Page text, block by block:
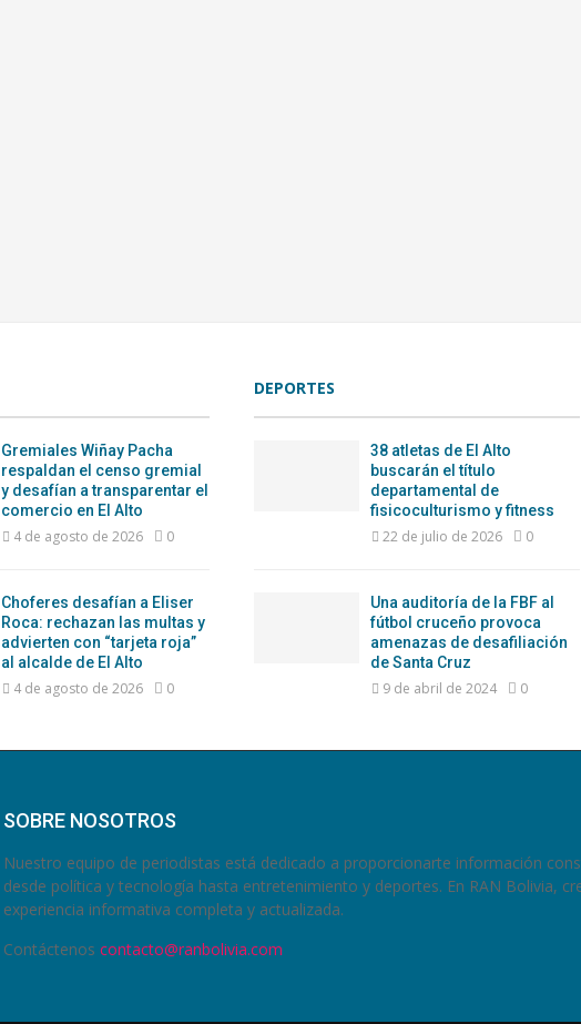
Gremiales Wiñay Pacha
respaldan el censo gremial
y desafían a transparentar el
comercio en El Alto
4 de agosto de 2026 0
Choferes desafían a Eliser
Roca: rechazan las multas y
advierten con “tarjeta roja”
al alcalde de El Alto
4 de agosto de 2026 0
DEPORTES
38 atletas de El Alto
buscarán el título
departamental de
fisicoculturismo y fitness
22 de julio de 2026 0
Una auditoría de la FBF al
fútbol cruceño provoca
amenazas de desafiliación
de Santa Cruz
9 de abril de 2024 0
SOBRE NOSOTROS
Nuestro equipo de periodistas está dedicado a proporcionarte información
desde política y tecnología hasta entretenimiento y deportes. En RAN Bolivia,
experiencia informativa completa y actualizada.
Contáctenoscontacto@ranbolivia.com